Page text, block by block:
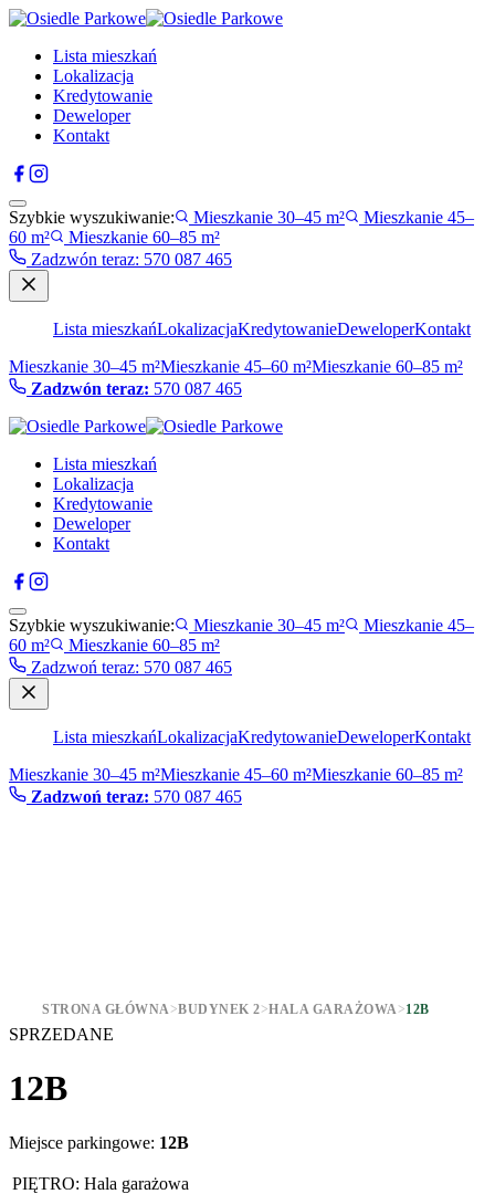
Lista mieszkań
Lokalizacja
Kredytowanie
Deweloper
Kontakt
Szybkie wyszukiwanie: Mieszkanie 30–45 m²
Mieszkanie 45–
60 m²
Mieszkanie 60–85 m²
Zadzwón teraz: 570 087 465
Lista mieszkańLokalizacjaKredytowanieDeweloperKontakt
Mieszkanie 30–45 m²Mieszkanie 45–60 m²Mieszkanie 60–85 m²
Zadzwón teraz: 570 087 465
Lista mieszkań
Lokalizacja
Kredytowanie
Deweloper
Kontakt
Szybkie wyszukiwanie: Mieszkanie 30–45 m²
Mieszkanie 45–
60 m²
Mieszkanie 60–85 m²
Zadzwoń teraz: 570 087 465
Lista mieszkańLokalizacjaKredytowanieDeweloperKontakt
Mieszkanie 30–45 m²Mieszkanie 45–60 m²Mieszkanie 60–85 m²
Zadzwoń teraz: 570 087 465
STRONA GŁÓWNA>BUDYNEK 2>HALA GARAŻOWA>12B
SPRZEDANE
12B
Miejsce parkingowe: 12B
PIĘTRO: Hala garażowa